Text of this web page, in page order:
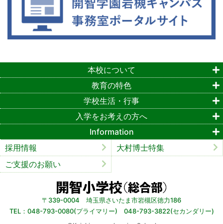
〒339-0004 埼玉県さいたま市岩槻区徳力186
TEL：048-793-0080(プライマリー) 048-793-3822(セカンダリー)
本校について
教育の特色
学校生活・行事
入学をお考えの方へ
Information
採用情報
大村博士特集
ご支援のお願い